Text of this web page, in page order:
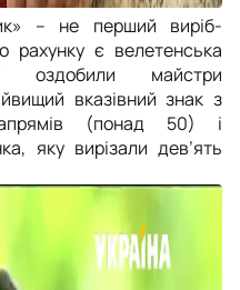
» –
не перший виріб-
рахунку є велетенська
оздобили майстри
вказівний знак з
(понад 50) і
яку вирізали дев’ять